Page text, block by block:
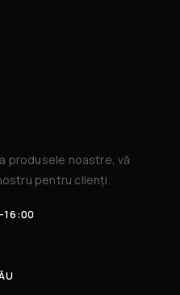
produsele noastre, vă
pentru clienți.​
16:00